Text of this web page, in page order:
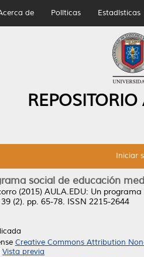
de Políticas Estadísticas
Iniciar
social de educación
(2015) AULA.EDU: Un
(2). pp. 65-78. ISSN 2215-2644
Creative Commons Attribution
Vista previa